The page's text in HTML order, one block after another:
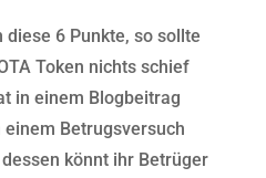
6 Punkte, so sollte
Token nichts schief
in einem Blogbeitrag
Betrugsversuch
könnt ihr Betrüger